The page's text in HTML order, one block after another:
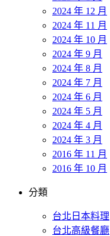
2024 年 12 月
2024 年 11 月
2024 年 10 月
2024 年 9 月
2024 年 8 月
2024 年 7 月
2024 年 6 月
2024 年 5 月
2024 年 4 月
2024 年 3 月
2016 年 11 月
2016 年 10 月
分類
台北日本料理
台北高級餐廳